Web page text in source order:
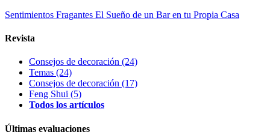
Sentimientos Fragantes El Sueño de un Bar en tu Propia Casa
Revista
Consejos de decoración (24)
Temas (24)
Consejos de decoración (17)
Feng Shui (5)
Todos los artículos
Últimas evaluaciones